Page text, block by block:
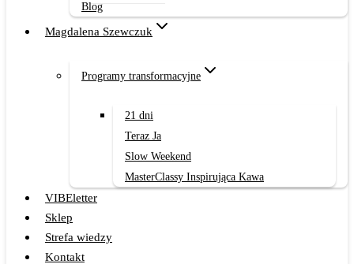
Blog
Magdalena Szewczuk
Programy transformacyjne
21 dni
Teraz Ja
Slow Weekend
MasterClassy Inspirująca Kawa
VIBEletter
Sklep
Strefa wiedzy
Kontakt